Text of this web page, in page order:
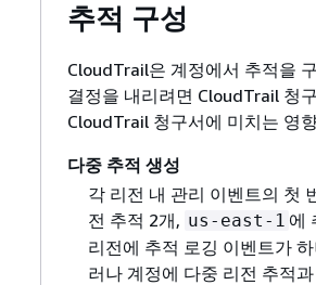
추적 구성
CloudTrail은 계정에서 추적을
결정을 내리려면 CloudTrail 청
CloudTrail 청구서에 미치는 영
다중 추적 생성
각 리전 내 관리 이벤트의 첫
전 추적 2개, us-east-1 에
리전에 추적 로깅 이벤트가
러나 계정에 다중 리전 추적